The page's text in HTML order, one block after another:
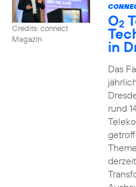
Credits: connect
Magazin
O2
in
Das
rund